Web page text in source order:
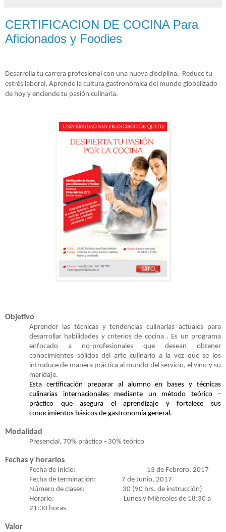
CERTIFICACION DE COCINA Para
Aficionados y Foodies
Desarrolla tu carrera profesional con una nueva disciplina, Reduce tu
estrés laboral , Aprende la cultura gastronómica del mundo globalizado
de hoy y enciende tu pasión culinaria.
Objetivo
Aprender las técnicas y tendencias culinarias actuales para
desarrollar habilidades y criterios de cocina . Es un programa
enfocado a no-profesionales que desean obtener
conocimientos sólidos del arte culinario a la vez que se los
introduce de manera práctica al mundo del servicio, el vino y su
maridaje.
Esta certificación preparar al alumno en bases y técnicas
culinarias internacionales mediante un método teórico –
práctico que asegura el aprendizaje y fortalece sus
conocimientos básicos de gastronomía general.
Modalidad
Presencial, 70% práctico - 30% teórico
Fechas y horarios
Fecha de Inicio:
13 de Febrero, 2017
Fecha de terminación:
7 de Junio, 2017
Número de clases:
30 (90 hrs. de instrucción)
Horario:
Lunes y Miércoles de 18:30 a
21:30 horas
Valor